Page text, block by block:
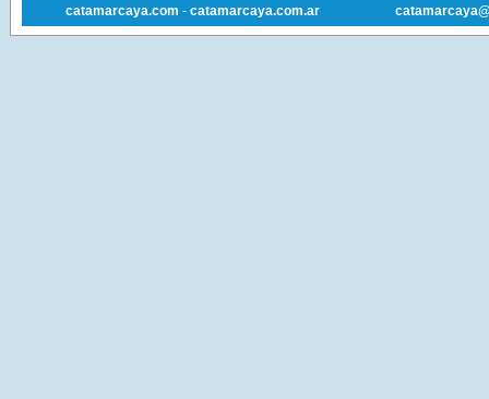
catamarcaya.com - catamarcaya.com.ar